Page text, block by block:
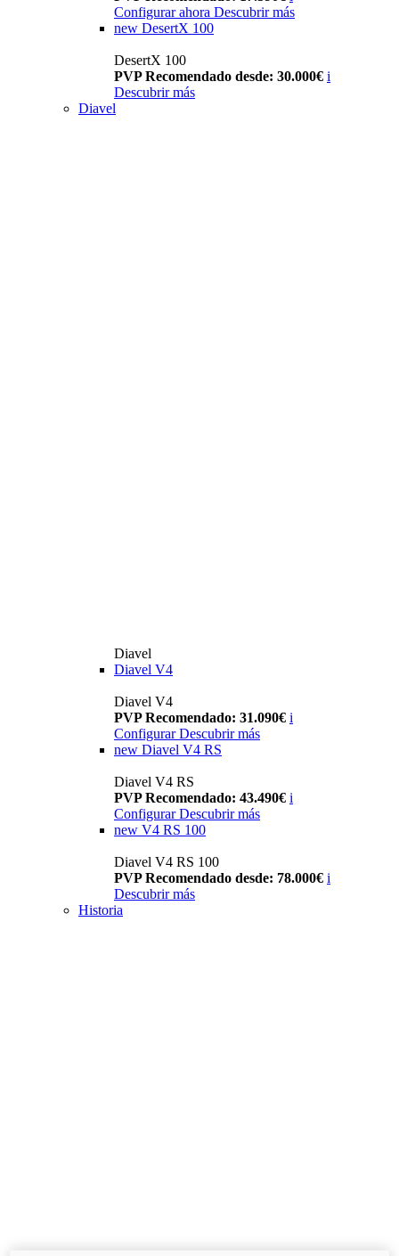
Configurar ahora Descubrir más
new DesertX 100
DesertX 100
PVP Recomendado desde: 30.000€ i
Descubrir más
Diavel
Diavel
Diavel V4
Diavel V4
PVP Recomendado: 31.090€ i
Configurar Descubrir más
new Diavel V4 RS
Diavel V4 RS
PVP Recomendado: 43.490€ i
Configurar Descubrir más
new V4 RS 100
Diavel V4 RS 100
PVP Recomendado desde: 78.000€ i
Descubrir más
Historia